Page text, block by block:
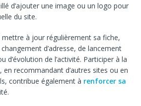
d’ajouter une image ou un logo pour
du site.
mettre à jour régulièrement sa fiche,
d’adresse, de lancement
d’évolution de l’activité. Participer à la
recommandant d’autres sites ou en
contribue également à renforcer sa